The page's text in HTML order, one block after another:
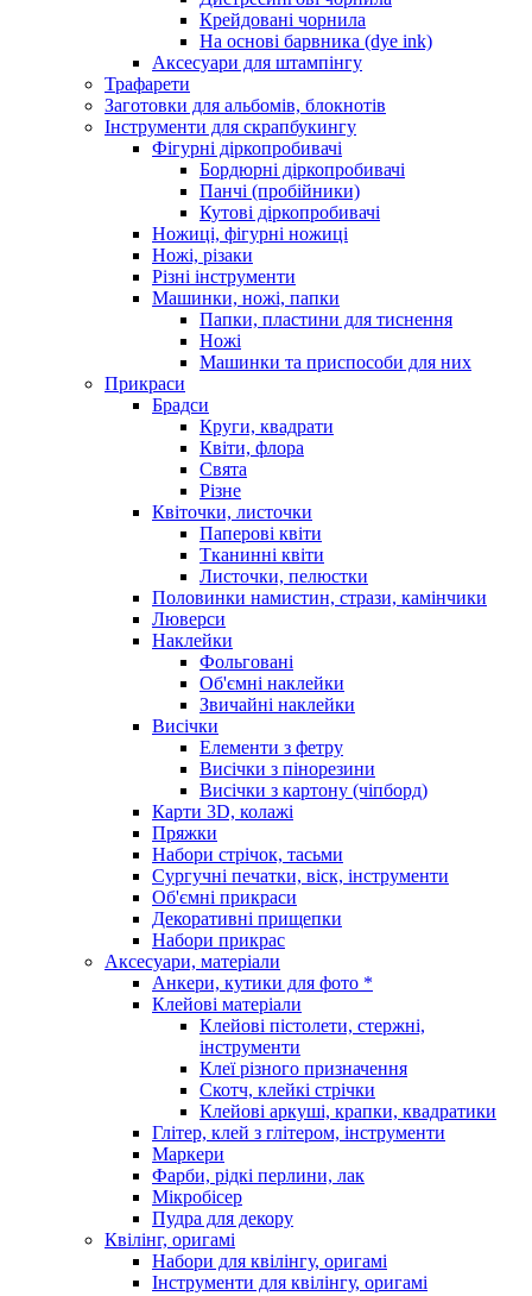
Крейдовані чорнила
На основі барвника (dye ink)
Аксесуари для штампінгу
Трафарети
Заготовки для альбомів, блокнотів
Інструменти для скрапбукингу
Фігурні діркопробивачі
Бордюрні діркопробивачі
Панчі (пробійники)
Кутові діркопробивачі
Ножиці, фігурні ножиці
Ножі, різаки
Різні інструменти
Машинки, ножі, папки
Папки, пластини для тиснення
Ножі
Машинки та приспособи для них
Прикраси
Брадси
Круги, квадрати
Квіти, флора
Свята
Різне
Квіточки, листочки
Паперові квіти
Тканинні квіти
Листочки, пелюстки
Половинки намистин, стрази, камінчики
Люверси
Наклейки
Фольговані
Об'ємні наклейки
Звичайні наклейки
Висічки
Елементи з фетру
Висічки з пінорезини
Висічки з картону (чіпборд)
Карти 3D, колажі
Пряжки
Набори стрічок, тасьми
Сургучні печатки, віск, інструменти
Об'ємні прикраси
Декоративні прищепки
Набори прикрас
Аксесуари, матеріали
Анкери, кутики для фото *
Клейові матеріали
Клейові пістолети, стержні,
інструменти
Клеї різного призначення
Скотч, клейкі стрічки
Клейові аркуші, крапки, квадратики
Глітер, клей з глітером, інструменти
Маркери
Фарби, рідкі перлини, лак
Мікробісер
Пудра для декору
Квілінг, оригамі
Набори для квілінгу, оригамі
Інструменти для квілінгу, оригамі